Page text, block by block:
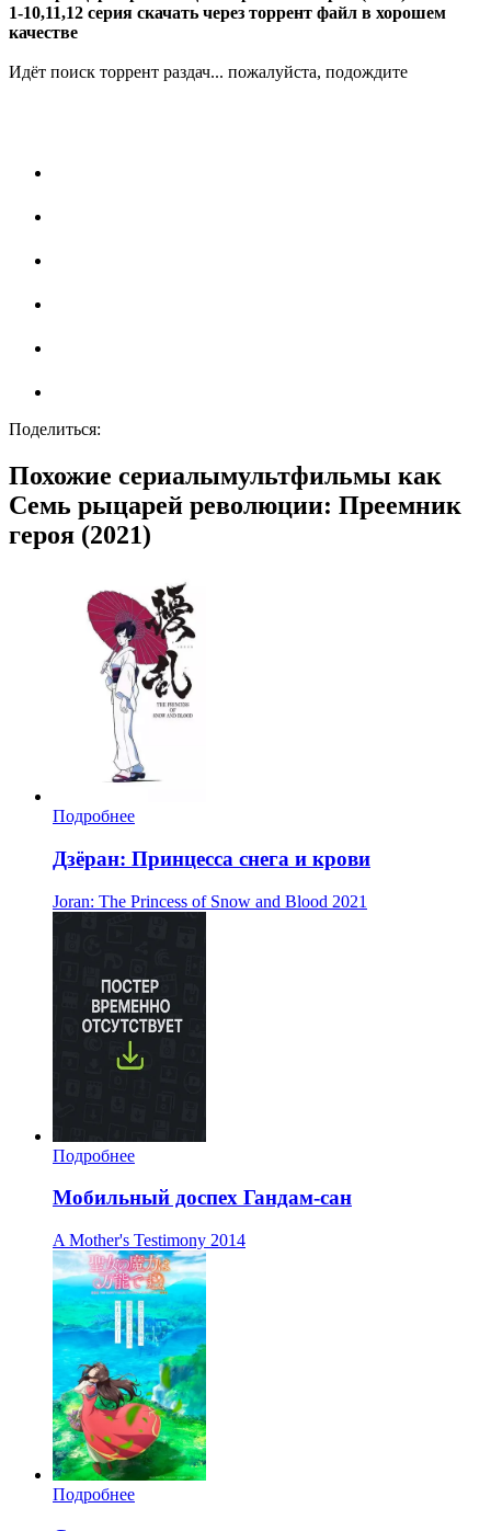
1-10,11,12 серия скачать через торрент файл в хорошем
качестве
Идёт поиск торрент раздач... пожалуйста, подождите
Поделиться:
Похожие сериалымультфильмы как
Семь рыцарей революции: Преемник
героя (2021)
Подробнее
Дзёран: Принцесса снега и крови
Joran: The Princess of Snow and Blood 2021
Подробнее
Мобильный доспех Гандам-сан
A Mother's Testimony 2014
Подробнее